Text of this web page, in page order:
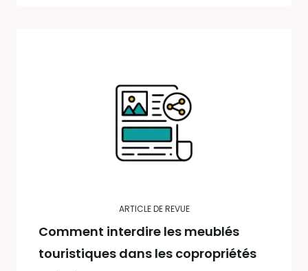
ARTICLE DE REVUE
Comment interdire les meublés
touristiques dans les copropriétés